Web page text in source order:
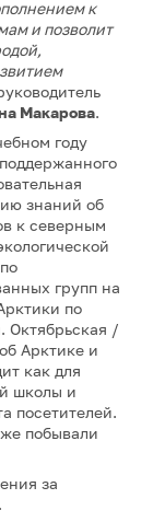
к
и позволит
Макарова.
году
знаний об
к северным
групп на
по
Октябрьская /
Арктике и
как для
школы и
посетителей.
побывали
за